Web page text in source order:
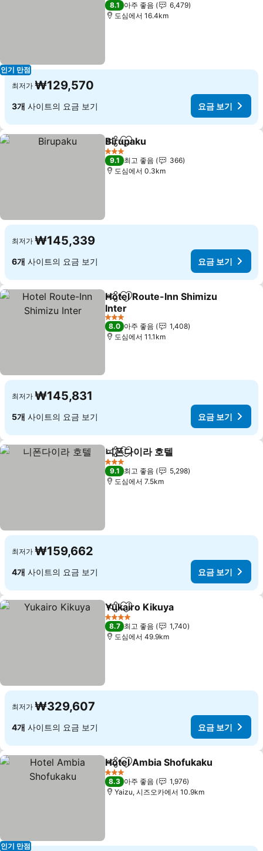
인기 만점
8.1 아주 좋음
6,479
도심에서 16.4km
최저가 ₩129,570
3개 사이트의 요금 보기 요금 보기
공유 즐겨찾기에 추가
Birupaku
3 성급
9.1 최고 좋음
366
도심에서 0.3km
최저가 ₩145,339
6개 사이트의 요금 보기 요금 보기
공유 즐겨찾기에 추가
Hotel Route-Inn Shimizu
Inter
3 성급
8.0 아주 좋음
1,408
도심에서 11.1km
최저가 ₩145,831
5개 사이트의 요금 보기 요금 보기
공유 즐겨찾기에 추가
니폰다이라 호텔
3 성급
9.1 최고 좋음
5,298
도심에서 7.5km
최저가 ₩159,662
4개 사이트의 요금 보기 요금 보기
공유 즐겨찾기에 추가
Yukairo Kikuya
4 성급
8.7 최고 좋음
1,740
도심에서 49.9km
최저가 ₩329,607
4개 사이트의 요금 보기 요금 보기
인기 만점
공유 즐겨찾기에 추가
Hotel Ambia Shofukaku
3 성급
8.3 아주 좋음
1,976
Yaizu, 시즈오카에서 10.9km